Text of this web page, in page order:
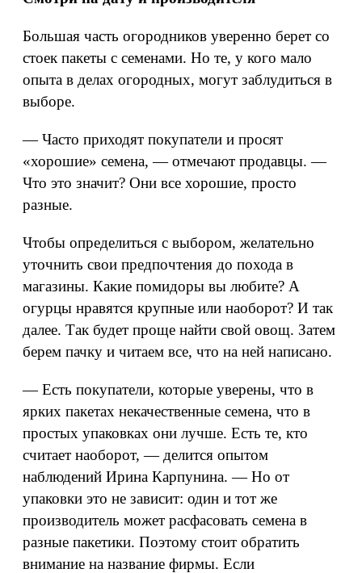
Большая часть огородников уверенно берет со
стоек пакеты с семенами. Но те, у кого мало
опыта в делах огородных, могут заблудиться в
выборе.
— Часто приходят покупатели и просят
«хорошие» семена, — отмечают продавцы. —
Что это значит? Они все хорошие, просто
разные.
Чтобы определиться с выбором, желательно
уточнить свои предпочтения до похода в
магазины. Какие помидоры вы любите? А
огурцы нравятся крупные или наоборот? И так
далее. Так будет проще найти свой овощ. Затем
берем пачку и читаем все, что на ней написано.
— Есть покупатели, которые уверены, что в
ярких пакетах некачественные семена, что в
простых упаковках они лучше. Есть те, кто
считает наоборот, — делится опытом
наблюдений Ирина Карпунина. — Но от
упаковки это не зависит: один и тот же
производитель может расфасовать семена в
разные пакетики. Поэтому стоит обратить
внимание на название фирмы. Если